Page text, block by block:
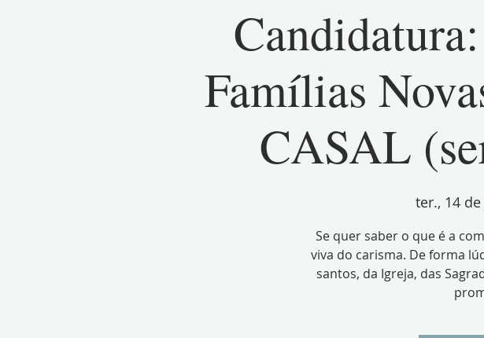
Famílias
CASAL
ter., 14
Se quer saber o que é a
viva do carisma. De forma
santos, da Igreja, das